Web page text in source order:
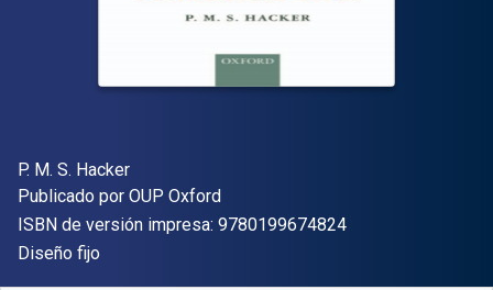
Autor(es)
P. M. S. Hacker
Editorial
Publicado por OUP Oxford
ISBN de versión impresa: 9780199674824"ISBN-13
Formato
Diseño fijo